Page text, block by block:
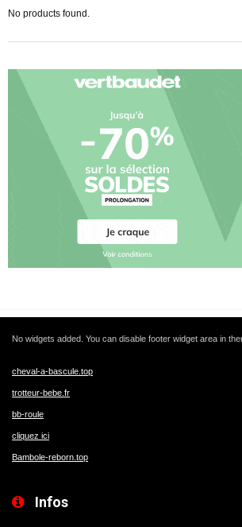
No products found.
No widgets added. You can disable footer widget area in
cheval-a-bascule.top
trotteur-bebe.fr
bb-roule
cliquez ici
Bambole-reborn.top
Infos